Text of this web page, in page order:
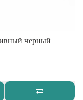
черный